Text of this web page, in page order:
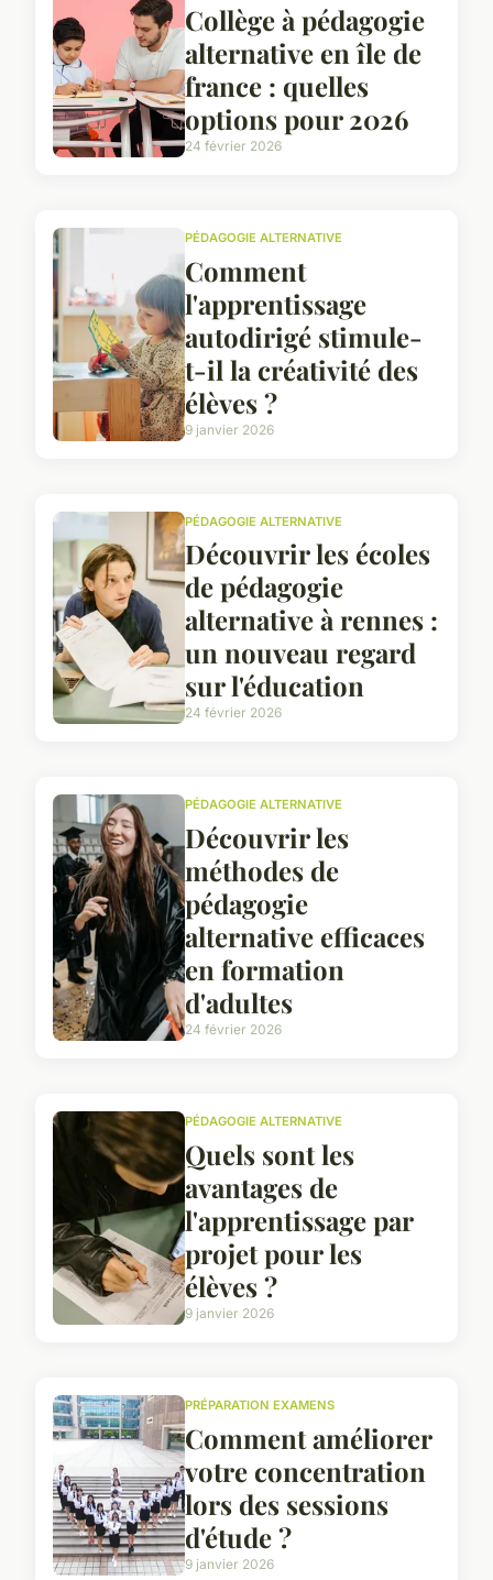
Collège à pédagogie
alternative en île de
france : quelles
options pour 2026
24 février 2026
PÉDAGOGIE ALTERNATIVE
Comment
l'apprentissage
autodirigé stimule-
t-il la créativité des
élèves ?
9 janvier 2026
PÉDAGOGIE ALTERNATIVE
Découvrir les écoles
de pédagogie
alternative à rennes :
un nouveau regard
sur l'éducation
24 février 2026
PÉDAGOGIE ALTERNATIVE
Découvrir les
méthodes de
pédagogie
alternative efficaces
en formation
d'adultes
24 février 2026
PÉDAGOGIE ALTERNATIVE
Quels sont les
avantages de
l'apprentissage par
projet pour les
élèves ?
9 janvier 2026
PRÉPARATION EXAMENS
Comment améliorer
votre concentration
lors des sessions
d'étude ?
9 janvier 2026